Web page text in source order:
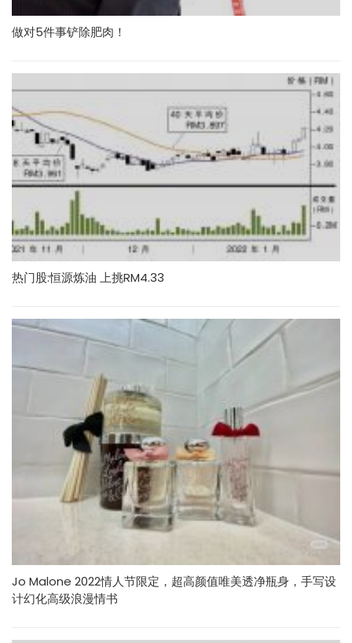
做对5件事铲除肥肉！
热门股:恒源炼油 上挑RM4.33
Jo Malone 2022情人节限定，超高颜值唯美透净瓶身，手写设
计幻化高级浪漫情书